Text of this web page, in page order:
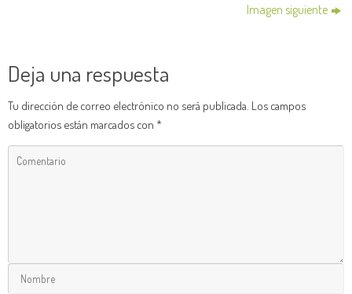
Imagen siguiente
Deja una respuesta
Tu dirección de correo electrónico no será publicada. Los campos
obligatorios están marcados con *